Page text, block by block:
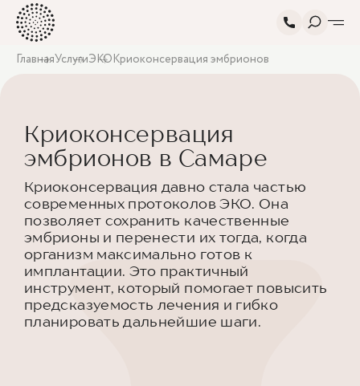
ГлавнаяУслугиЭКОКриоконсервация эмбрионов
Криоконсервация
эмбрионов в Самаре
Криоконсервация давно стала частью
современных протоколов ЭКО. Она
позволяет сохранить качественные
эмбрионы и перенести их тогда, когда
организм максимально готов к
имплантации. Это практичный
инструмент, который помогает повысить
предсказуемость лечения и гибко
планировать дальнейшие шаги.